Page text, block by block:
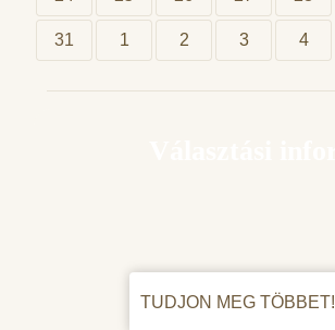
31 1 2 3 4
TUDJON MEG TÖBBET!